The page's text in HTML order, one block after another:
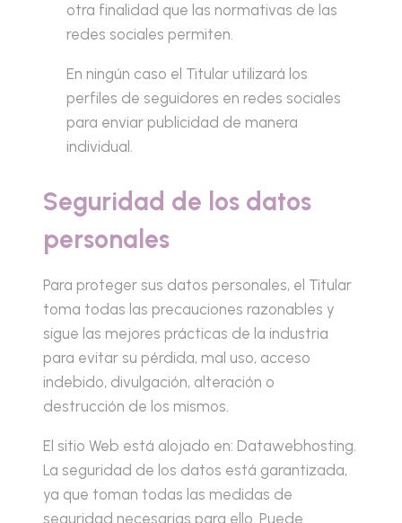
otra finalidad que las normativas de las
redes sociales permiten.
En ningún caso el Titular utilizará los
perfiles de seguidores en redes sociales
para enviar publicidad de manera
individual.
Seguridad de los datos
personales
Para proteger sus datos personales, el Titular
toma todas las precauciones razonables y
sigue las mejores prácticas de la industria
para evitar su pérdida, mal uso, acceso
indebido, divulgación, alteración o
destrucción de los mismos.
El sitio Web está alojado en: Datawebhosting.
La seguridad de los datos está garantizada,
ya que toman todas las medidas de
seguridad necesarias para ello. Puede